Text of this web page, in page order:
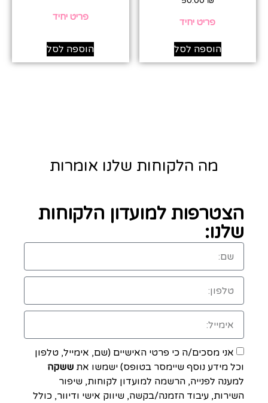
פריט יחיד
הוספה לסל
פריט יחיד
הוספה לסל
מה הלקוחות שלנו אומרות
הצטרפות למועדון הלקוחות
שלנו:
אני מסכים/ה כי פרטי האישיים (שם, אימייל, טלפון
וכל מידע נוסף שיימסר בטופס) ישמשו את ששקה
למענה לפנייה, הרשמה למועדון לקוחות, שיפור
השירות, עיבוד הזמנה/בקשה, שיווק אישי ודיוור, כולל